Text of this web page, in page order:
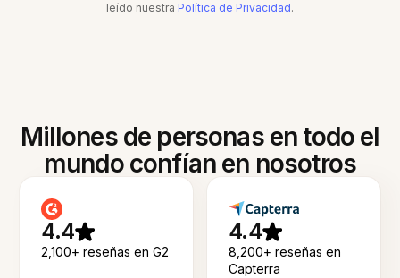
leído nuestra Política de Privacidad.
Millones de personas en todo el
mundo confían en nosotros
4.4
2,100+ reseñas en G2
4.4
8,200+ reseñas en
Capterra